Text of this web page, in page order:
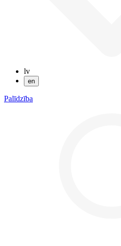
lv
en
Palīdzība